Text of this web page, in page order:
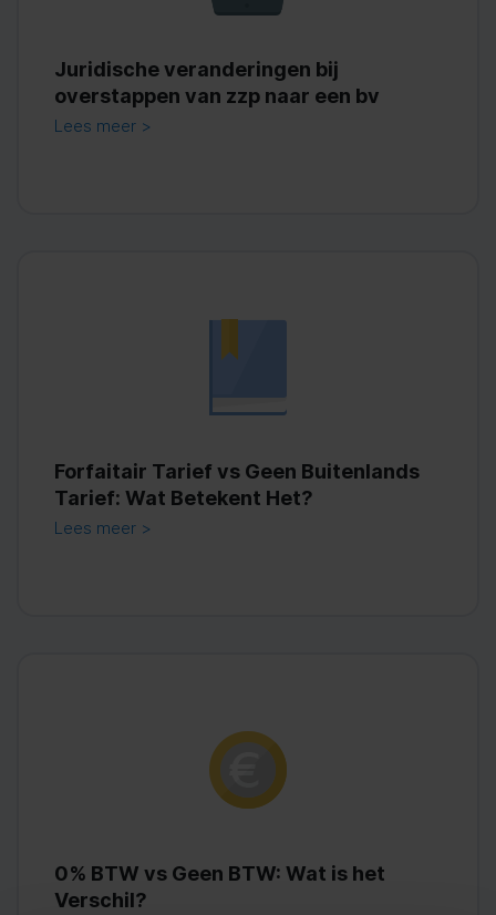
Juridische veranderingen bij
overstappen van zzp naar een bv
Lees meer >
Forfaitair Tarief vs Geen Buitenlands
Tarief: Wat Betekent Het?
Lees meer >
0% BTW vs Geen BTW: Wat is het
Verschil?